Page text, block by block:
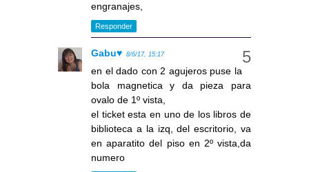
engranajes,
Responder
Gabu♥ 8/6/17, 15:17
en el dado con 2 agujeros puse la
bola magnetica y da pieza para
ovalo de 1º vista,
el ticket esta en uno de los libros de
biblioteca a la izq, del escritorio, va
en aparatito del piso en 2º vista,da
numero